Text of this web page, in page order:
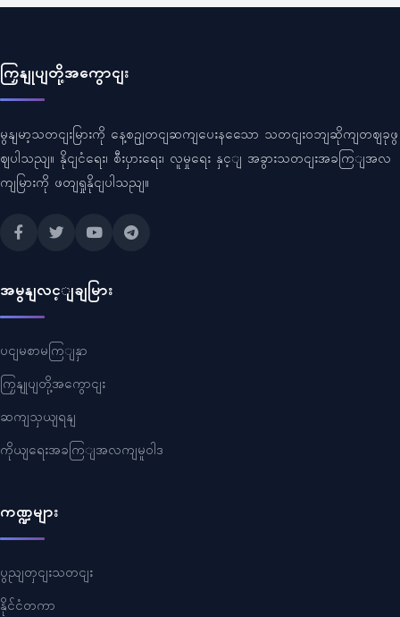
ကြှနျုပျတို့အကွောငျး
မွနျမာ့သတငျးမြားကို နေ့စဥျတငျဆကျပေးနသေော သတငျးဝဘျဆိုကျတဈခုဖွ
ဈပါသညျ။ နိုငျငံရေး၊ စီးပှားရေး၊ လူမှုရေး နှင့ျ အခွားသတငျးအခကြျအလ
ကျမြားကို ဖတျရှုနိုငျပါသညျ။
အမွနျလင့ျချမြား
ပငျမစာမကြျနှာ
ကြှနျုပျတို့အကွောငျး
ဆကျသှယျရနျ
ကိုယျရေးအခကြျအလကျမူဝါဒ
ကဏ္ဍများ
ပွညျတှငျးသတငျး
နိုင်ငံတကာ